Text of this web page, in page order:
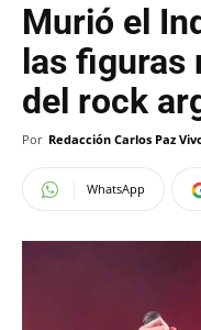
Murió el
las figuras
del rock
Por Redacción Carlos Paz
WhatsApp